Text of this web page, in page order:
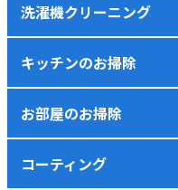
洗濯機クリーニング
キッチンのお掃除
お部屋のお掃除
コーティング